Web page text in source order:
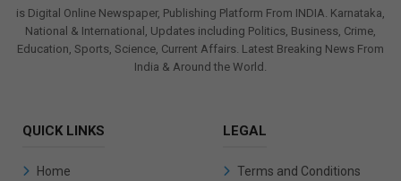
is Digital Online Newspaper, Publishing Platform From INDIA. Karnataka,
National & International, Updates including Politics, Business, Crime,
Education, Sports, Science, Current Affairs. Latest Breaking News From
India & Around the World.
QUICK LINKS
Home
LEGAL
Terms and Conditions